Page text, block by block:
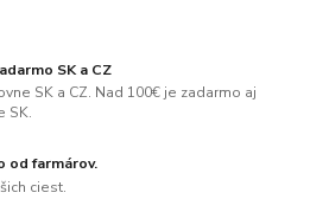
SK a CZ
SK a CZ. Nad 100€ je zadarmo aj
SK.
od farmárov.
ciest.